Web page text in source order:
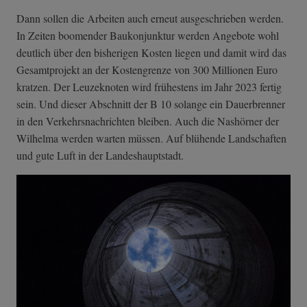
Dann sollen die Arbeiten auch erneut ausgeschrieben werden.
In Zeiten boomender Baukonjunktur werden Angebote wohl
deutlich über den bisherigen Kosten liegen und damit wird das
Gesamtprojekt an der Kostengrenze von 300 Millionen Euro
kratzen. Der Leuzeknoten wird frühestens im Jahr 2023 fertig
sein. Und dieser Abschnitt der B 10 solange ein Dauerbrenner
in den Verkehrsnachrichten bleiben. Auch die Nashörner der
Wilhelma werden warten müssen. Auf blühende Landschaften
und gute Luft in der Landeshauptstadt.